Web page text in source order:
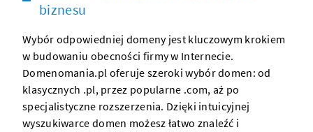
biznesu
Wybór odpowiedniej domeny jest kluczowym krokiem
w budowaniu obecności firmy w Internecie.
Domenomania.pl oferuje szeroki wybór domen: od
klasycznych .pl, przez popularne .com, aż po
specjalistyczne rozszerzenia. Dzięki intuicyjnej
wyszukiwarce domen możesz łatwo znaleźć i